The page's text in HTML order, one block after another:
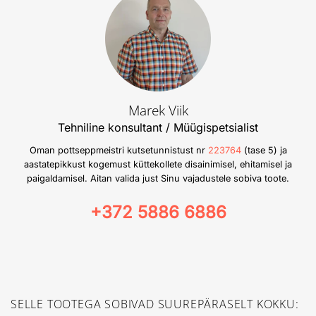
Marek Viik
Tehniline konsultant / Müügispetsialist
Oman pottseppmeistri kutsetunnistust nr 223764(tase 5) ja
aastatepikkust kogemust küttekollete disainimisel, ehitamisel ja
paigaldamisel. Aitan valida just Sinu vajadustele sobiva toote.
+372 5886 6886
SELLE TOOTEGA SOBIVAD SUUREPÄRASELT KOKKU: